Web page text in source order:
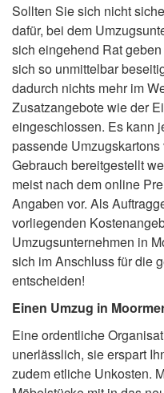
Sollten Sie sich nicht
dafür, bei dem
sich eingehend Rat
sich so unmittelbar
dadurch nichts mehr im
Zusatzangebote wie der
eingeschlossen. Es kann
passende
Gebrauch bereitgestellt
meist nach dem online
Angaben vor. Als
vorliegenden
Umzugsunternehmen in
sich im Anschluss für die
entscheiden!
Einen Umzug in
Eine ordentliche
unerlässlich, sie erspart
zudem etliche Unkosten.